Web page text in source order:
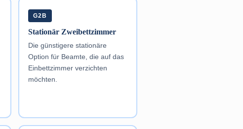
G2B
Stationär Zweibettzimmer
Die günstigere stationäre
Option für Beamte, die auf das
Einbettzimmer verzichten
möchten.